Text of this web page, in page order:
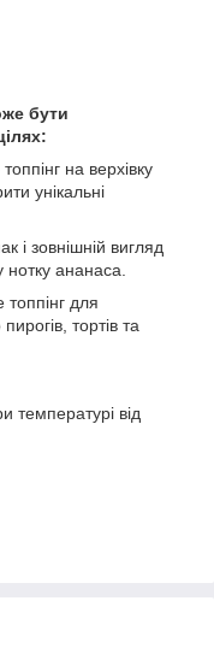
бути
на верхівку
унікальні
і зовнішній вигляд
нотку ананаса.
топпінг для
тортів та
температурі від